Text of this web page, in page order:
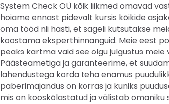
System Check OÜ kõik liikmed omavad
hoiame ennast pidevalt kursis kõikide
oma tööd nii hästi, et sageli kutsutakse
koostama eksperthinnanguid. Meie eest
peaks kartma vaid see olgu julgustus
Päästeametiga ja garanteerime, et
lahendustega korda teha enamus
paberimajandus on korras ja kuniks
mis on kooskõlastatud ja välistab